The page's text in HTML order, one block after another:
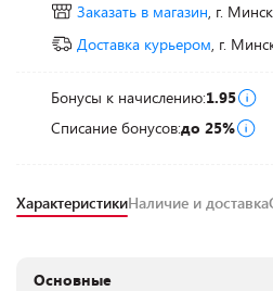
Заказать в магазин, г. Минск
Доставка курьером, г.
Бонусы к начислению:1.95
Списание бонусов:до 25%
ХарактеристикиНаличие и доставка
Основные